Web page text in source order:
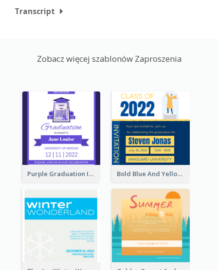
Transcript
Zobacz więcej szablonów Zaproszenia
Purple Graduation Invitation Bold Blue And Yellow Educational Ceremony Invitation Design Ideas